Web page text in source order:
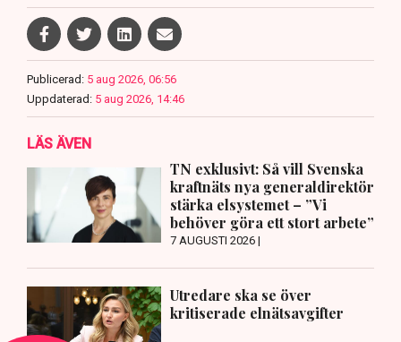
Publicerad: 5 aug 2026, 06:56
Uppdaterad: 5 aug 2026, 14:46
LÄS ÄVEN
TN exklusivt: Så vill Svenska
kraftnäts nya generaldirektör
stärka elsystemet – ”Vi
behöver göra ett stort arbete”
7 AUGUSTI 2026 |
Utredare ska se över
kritiserade elnätsavgifter